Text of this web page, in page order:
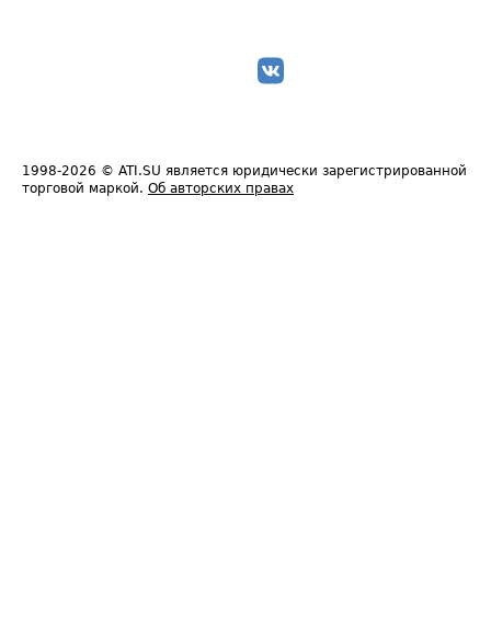
1998-2026 © ATI.SU является юридически зарегистрированной
торговой маркой. Об авторских правах